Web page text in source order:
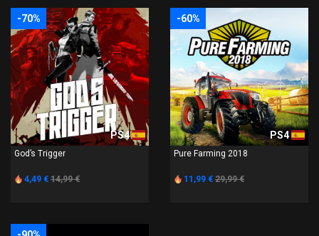
-70%
PS4
God’s Trigger
4,49 € 14,99 €
-60%
PS4
Pure Farming 2018
11,99 € 29,99 €